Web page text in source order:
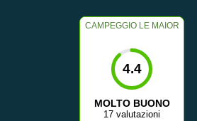
CAMPEGGIO LE MAIOR
4.4
MOLTO BUONO
17 valutazioni